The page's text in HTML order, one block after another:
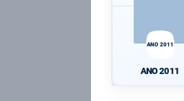
ANO 2011
ANO 2011